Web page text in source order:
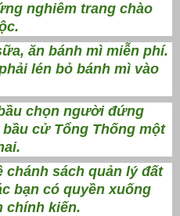
nghiêm trang chào
ăn bánh mì miễn phí.
lén bỏ bánh mì vào
chọn người đứng
cử Tổng Thống một
chánh sách quản lý đất
bạn có quyền xuống
chính kiến.